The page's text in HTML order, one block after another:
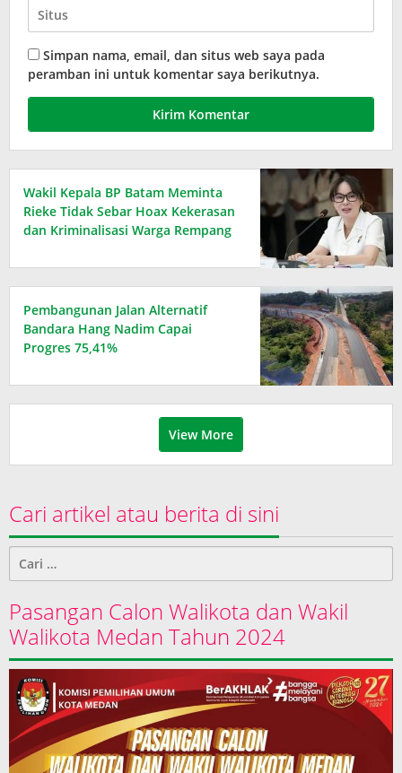
Simpan nama, email, dan situs web saya pada
peramban ini untuk komentar saya berikutnya.
Wakil Kepala BP Batam Meminta
Rieke Tidak Sebar Hoax Kekerasan
dan Kriminalisasi Warga Rempang
Pembangunan Jalan Alternatif
Bandara Hang Nadim Capai
Progres 75,41%
View More
Cari artikel atau berita di sini
Cari
Pasangan Calon Walikota dan Wakil
Walikota Medan Tahun 2024